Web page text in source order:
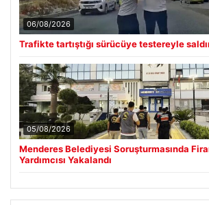
06/08/2026
Trafikte tartıştığı sürücüye testereyle
05/08/2026
Menderes Belediyesi Soruşturmasında
Yardımcısı Yakalandı